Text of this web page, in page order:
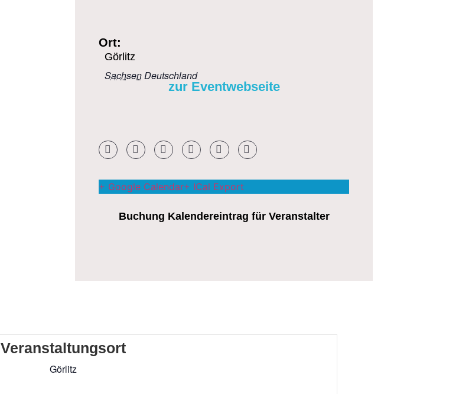
Ort:
Görlitz
SachsenDeutschland
zur Eventwebseite
+ Google Calendar+ ICal Export
Buchung Kalendereintrag für Veranstalter
Veranstaltungsort
Görlitz